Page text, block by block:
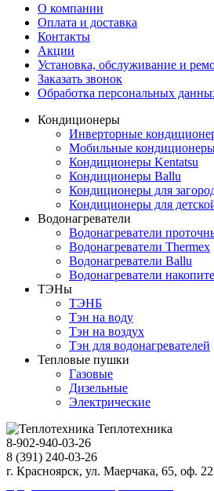
О компании
Оплата и доставка
Контакты
Акции
Установка, обслуживание и
Заказать звонок
Обработка персональных
Кондиционеры
Инверторные
Мобильные
Кондиционеры Kentatsu
Кондиционеры Ballu
Кондиционеры для
Кондиционеры для
Водонагреватели
Водонагреватели
Водонагреватели Thermex
Водонагреватели Ballu
Водонагреватели
ТЭНы
ТЭНБ
Тэн на воду
Тэн на воздух
Тэн для водонагревателей
Тепловые пушки
Газовые
Дизельные
Электрические
Теплотехника
8-902-940-03-26
8 (391) 240-03-26
г. Красноярск, ул. Маерчака, 65, оф.